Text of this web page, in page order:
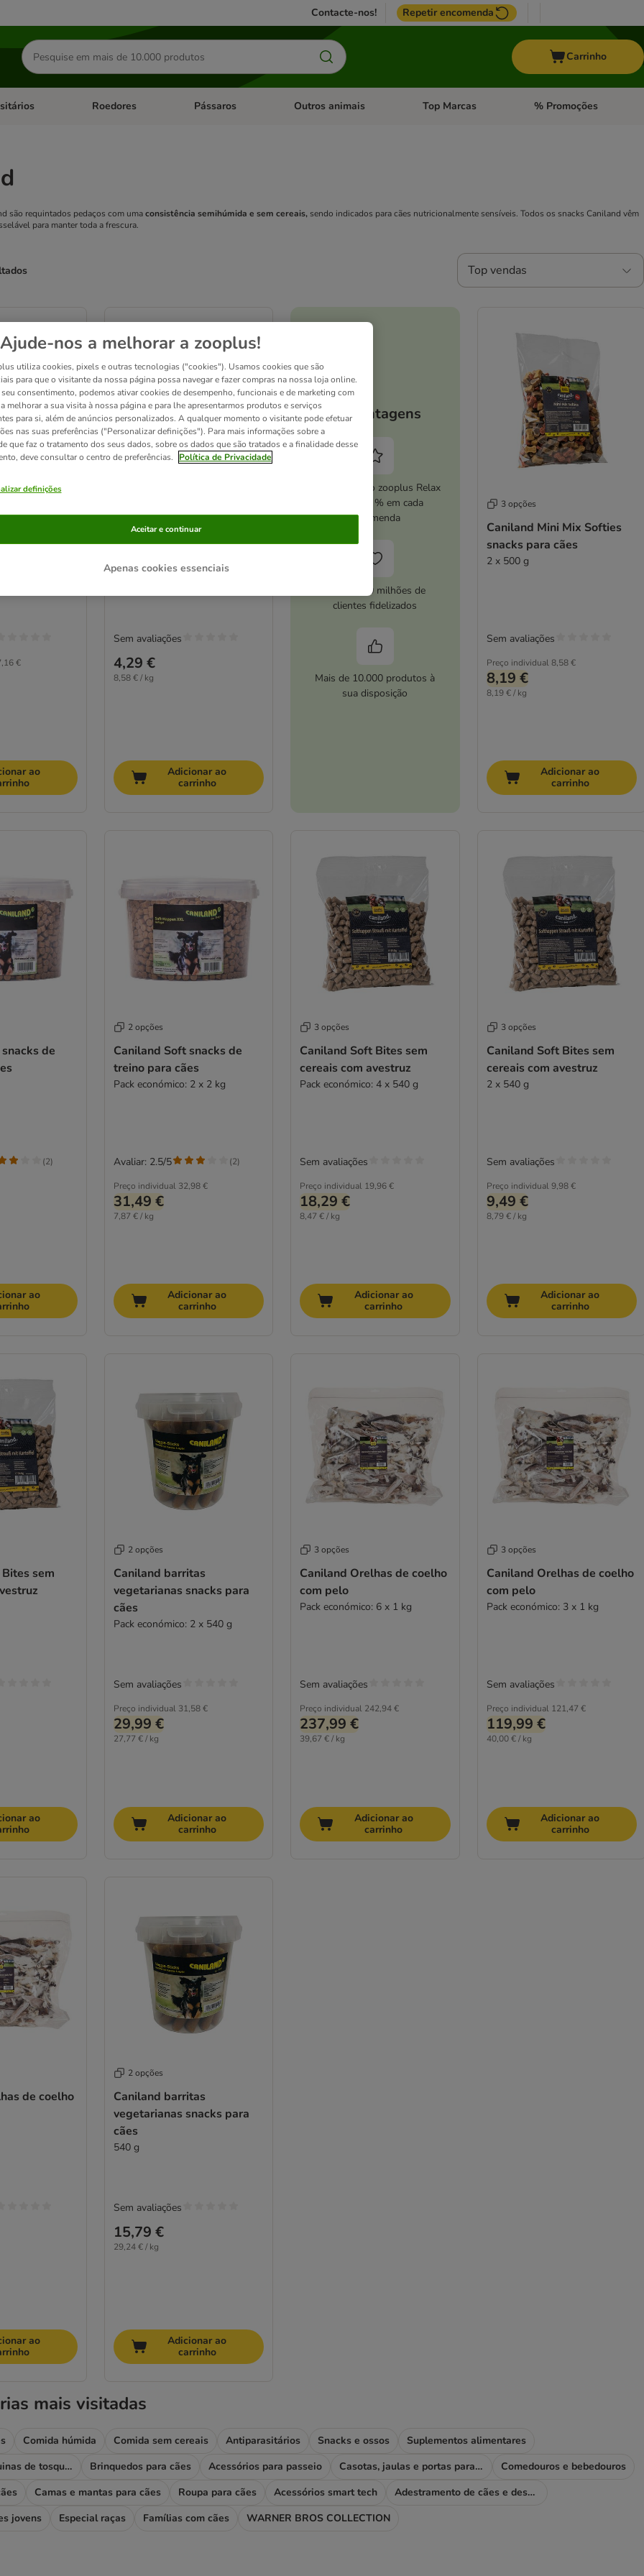
Contacte-nos! Repetir encomenda
Pesquisar
produtos
Carrinho
de categoria: Dieta Vet.Abrir menu de categoria: Antiparasitários
Roedores Abrir menu de categoria: Roedores
Pássaros Abrir menu de categoria: Pássaros
Outros animais Abrir menu de categoria: Outros animais
Top Marcas Abrir menu de categoria:
% Promoções
são requintados pedaços com umaconsistência semihúmida e sem cereais, sendo indicados para cães nutricionalmente sensíveis. Todos os snacks Caniland vêm
para manter toda a frescura.
Top vendas
Softies
x 500 g
€
ao
Caniland Mini Mix Softies
snacks para cães
4,29 €
8,58 € / kg
Sem avaliações
Adicionar ao
carrinho
As vantagens
Ative o serviço zooplus Relax
e poupe 5 % em cada
encomenda
Mais de 10 milhões de
clientes fidelizados
Mais de 10.000 produtos à
sua disposição
3 opções
Caniland Mini Mix Softies
snacks para cães
2 x 500 g
Preço individual 8,58 €
8,19 €
8,19 € / kg
Sem avaliações
Adicionar ao
carrinho
de
(2)
ao
2 opções
Caniland Soft snacks de
treino para cães
Pack económico: 2 x 2 kg
Preço individual 32,98 €
31,49 €
7,87 € / kg
Avaliar: 2.5/5 (2)
Adicionar ao
carrinho
3 opções
Caniland Soft Bites sem
cereais com avestruz
Pack económico: 4 x 540 g
Preço individual 19,96 €
18,29 €
8,47 € / kg
Sem avaliações
Adicionar ao
carrinho
3 opções
Caniland Soft Bites sem
cereais com avestruz
2 x 540 g
Preço individual 9,98 €
9,49 €
8,79 € / kg
Sem avaliações
Adicionar ao
carrinho
sem
ao
2 opções
Caniland barritas
vegetarianas snacks para
cães
Pack económico: 2 x 540 g
Preço individual 31,58 €
29,99 €
27,77 € / kg
Sem avaliações
Adicionar ao
carrinho
3 opções
Caniland Orelhas de coelho
com pelo
Pack económico: 6 x 1 kg
Preço individual 242,94 €
237,99 €
39,67 € / kg
Sem avaliações
Adicionar ao
carrinho
3 opções
Caniland Orelhas de coelho
com pelo
Pack económico: 3 x 1 kg
Preço individual 121,47 €
119,99 €
40,00 € / kg
Sem avaliações
Adicionar ao
carrinho
de coelho
ao
2 opções
Caniland barritas
vegetarianas snacks para
cães
540 g
15,79 €
29,24 € / kg
Sem avaliações
Adicionar ao
carrinho
mais visitadas
Comida húmida Comida sem cereais Antiparasitários Snacks e ossos
Suplementos alimentares
Higiene e máquinas de tosquiar
Brinquedos para cães Acessórios para passeio Casotas, jaulas e portas para cães
Comedouros e bebedouros
Camas e mantas para cães Roupa para cães Acessórios smart tech
Adestramento de cães e desporto
jovens
Especial raças Famílias com cães WARNER BROS COLLECTION
Ajude-nos a melhorar a zooplus!
utiliza cookies, pixels e outras tecnologias ("cookies"). Usamos cookies que são
para que o visitante da nossa página possa navegar e fazer compras na nossa loja online.
consentimento, podemos ativar cookies de desempenho, funcionais e de marketing com
melhorar a sua visita à nossa página e para lhe apresentarmos produtos e serviços
para si, além de anúncios personalizados. A qualquer momento o visitante pode efetuar
nas suas preferências ("Personalizar definições"). Para mais informações sobre a
que faz o tratamento dos seus dados, sobre os dados que são tratados e a finalidade desse
deve consultar o centro de preferências.
Política de Privacidade
definições
Apenas cookies essenciais
Aceitar e continuar